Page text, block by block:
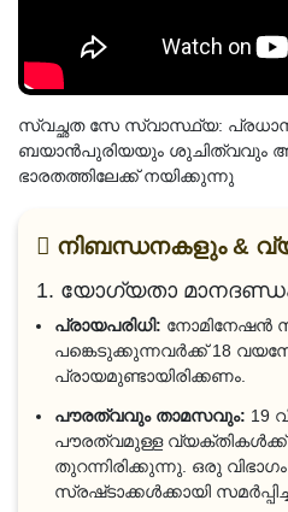
സ്വച്ഛത സേ സ്വാസ്ഥ്യ:
ബയാൻപുരിയയും ശുചിത്വവും
ഭാരതത്തിലേക്ക് നയിക്കുന്നു
നിബന്ധനകളും &
1. യോഗ്യതാ
പ്രായപരിധി: നോമിനേഷൻ
പങ്കെടുക്കുന്നവർക്ക് 18
പ്രായമുണ്ടായിരിക്കണം.
പൗരത്വവും താമസവും: 19
പൗരത്വമുള്ള വ്യക്തികൾക്ക്
തുറന്നിരിക്കുന്നു. ഒരു
സ്രഷ്‌ടാക്കൾക്കായി